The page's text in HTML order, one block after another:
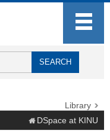
Library
DSpace at KINU